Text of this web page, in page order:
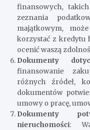
finansowych,
zeznania
majątkowym,
korzystać z kredytu
ocenić waszą
Dokumenty
finansowanie
różnych źródeł,
dokumentów
umowy o pracę,
Dokumenty
nieruchomości: